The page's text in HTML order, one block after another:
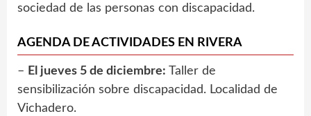
sociedad de las personas con discapacidad.
AGENDA DE ACTIVIDADES EN RIVERA
– El jueves 5 de diciembre: Taller de
sensibilización sobre discapacidad. Localidad de
Vichadero.